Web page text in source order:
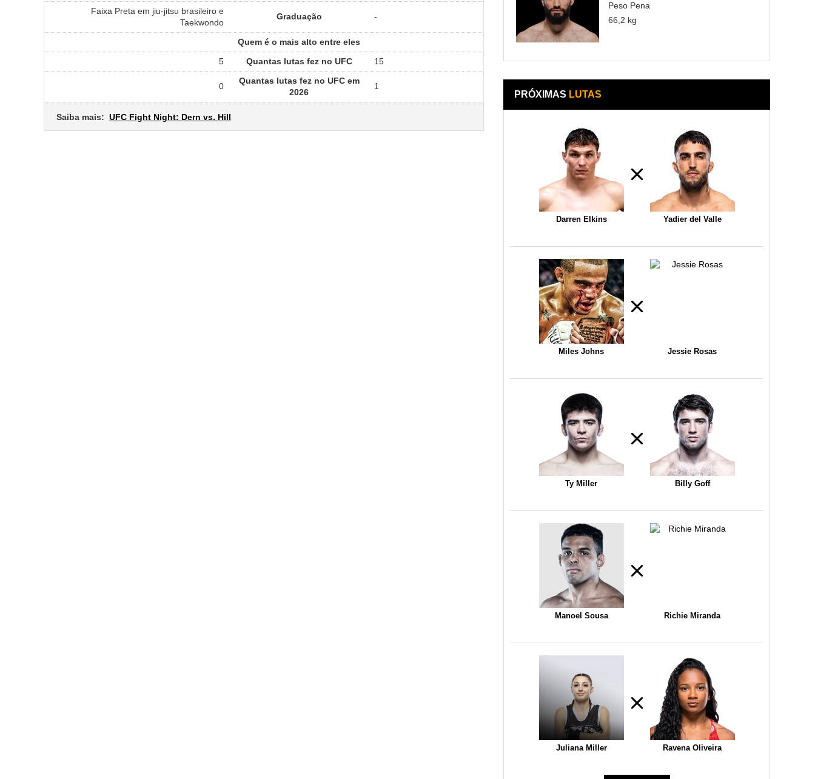
Faixa Preta em jiu-jitsu brasileiro e
Taekwondo
Graduação -
Quem é o mais alto entre eles
5
Quantas lutas fez no UFC 15
0
Quantas lutas fez no UFC em
2026
1
Saiba mais: UFC Fight Night: Dern vs. Hill
Peso Pena
66,2 kg
PRÓXIMAS LUTAS
Darren Elkins Yadier del Valle
Miles Johns Jessie Rosas
Ty Miller Billy Goff
Manoel Sousa Richie Miranda
Juliana Miller Ravena Oliveira